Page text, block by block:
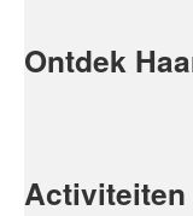
Ontdek
Activiteiten